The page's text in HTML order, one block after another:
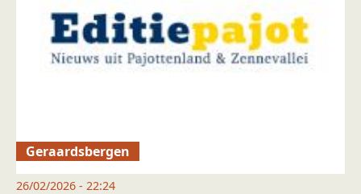
Geraardsbergen
26/02/2026 - 22:24